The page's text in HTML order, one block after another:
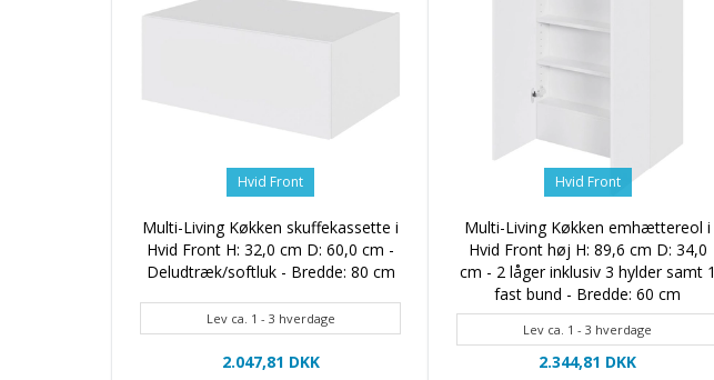
Hvid Front
Multi-Living Køkken skuffekassette i
Hvid Front H: 32,0 cm D: 60,0 cm -
Deludtræk/softluk - Bredde: 80 cm
Lev ca. 1 - 3 hverdage
2.047,81 DKK
Hvid Front
Multi-Living Køkken emhættereol i
Hvid Front høj H: 89,6 cm D: 34,0
cm - 2 låger inklusiv 3 hylder samt 1
fast bund - Bredde: 60 cm
Lev ca. 1 - 3 hverdage
2.344,81 DKK